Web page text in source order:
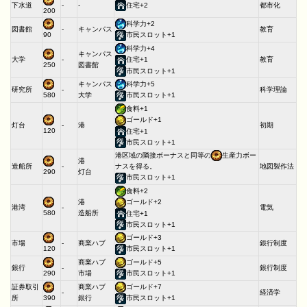
下水道
200
- - 住宅+2 都市化
図書館
90
- キャンパス
科学力+2
市民スロット+1
教育
大学
250
-
キャンパス
図書館
科学力+4
住宅+1
市民スロット+1
教育
研究所
580
-
キャンパス
大学
科学力+5
市民スロット+1
科学理論
灯台
120
- 港
食料+1
ゴールド+1
住宅+1
市民スロット+1
初期
造船所
290
-
港
灯台
港区域の隣接ボーナスと同等の
生産力ボー
ナスを得る。
市民スロット+1
地図製作法
港湾
580
-
港
造船所
食料+2
ゴールド+2
住宅+1
市民スロット+1
電気
市場
120
- 商業ハブ
ゴールド+3
市民スロット+1
銀行制度
銀行
290
-
商業ハブ
市場
ゴールド+5
市民スロット+1
銀行制度
証券取引
所
390
-
商業ハブ
銀行
ゴールド+7
市民スロット+1
経済学